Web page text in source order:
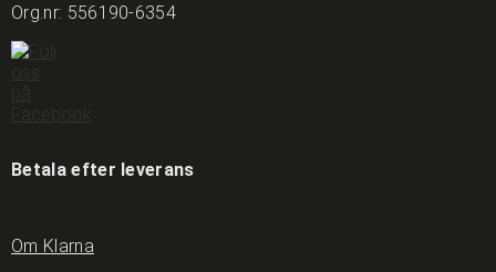
Org.nr: 556190-6354
Betala efter leverans
Om Klarna